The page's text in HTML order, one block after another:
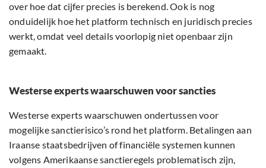
over hoe dat cijfer precies is berekend. Ook is nog
onduidelijk hoe het platform technisch en juridisch precies
werkt, omdat veel details voorlopig niet openbaar zijn
gemaakt.
Westerse experts waarschuwen voor sancties
Westerse experts waarschuwen ondertussen voor
mogelijke sanctierisico’s rond het platform. Betalingen aan
Iraanse staatsbedrijven of financiële systemen kunnen
volgens Amerikaanse sanctieregels problematisch zijn,